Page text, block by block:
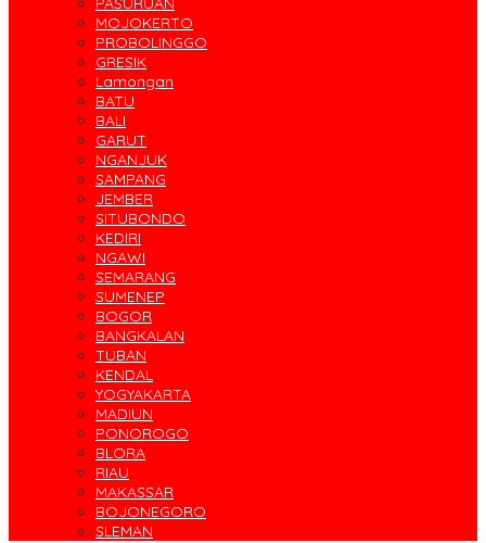
MOJOKERTO
PROBOLINGGO
GRESIK
Lamongan
BATU
BALI
GARUT
NGANJUK
SAMPANG
JEMBER
SITUBONDO
KEDIRI
NGAWI
SEMARANG
SUMENEP
BOGOR
BANGKALAN
TUBAN
KENDAL
YOGYAKARTA
MADIUN
PONOROGO
BLORA
RIAU
MAKASSAR
BOJONEGORO
SLEMAN